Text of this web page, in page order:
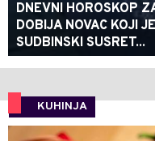
DNEVNI HOROSKOP
DOBIJA NOVAC KOJI
SUDBINSKI SUSRET...
KUHINJA